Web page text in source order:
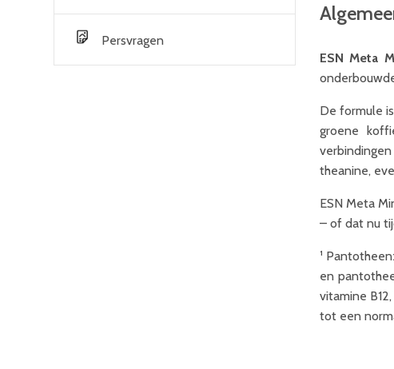
Persvragen
ESN Meta
De formule
groene
theanine,
ESN Meta
– of dat nu
¹
en
vitamine
tot een